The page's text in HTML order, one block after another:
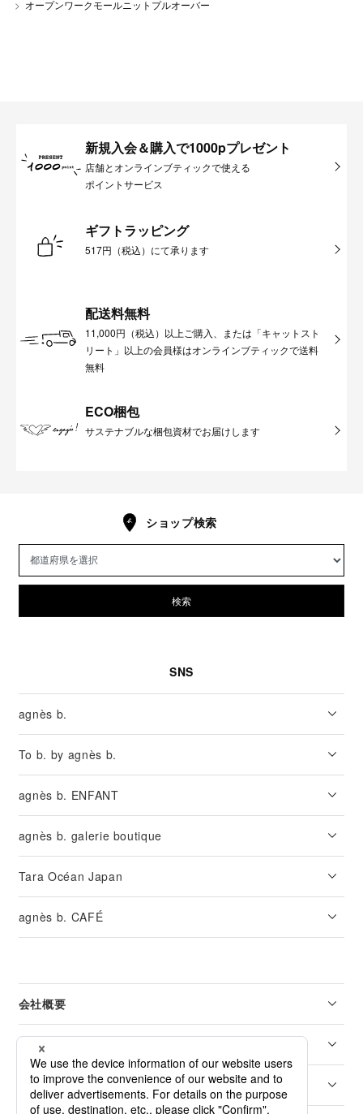
オープンワークモールニットプルオーバー
新規入会＆購入で1000pプレゼント
店舗とオンラインブティックで使える
ポイントサービス
ギフトラッピング
517円（税込）にて承ります
配送料無料
11,000円（税込）以上ご購入、または「キャットスト
リート」以上の会員様はオンラインブティックで送料
無料
ECO梱包
サステナブルな梱包資材でお届けします
ショップ検索
検索
SNS
agnès b.
To b. by agnès b.
agnès b. ENFANT
agnès b. galerie boutique
Tara Océan Japan
agnès b. CAFÉ
会社概要
リーガル
カスタマーサービス